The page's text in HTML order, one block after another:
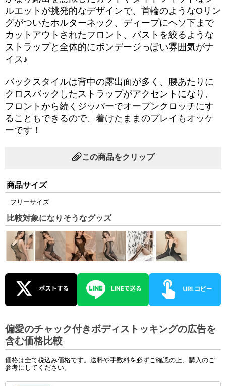
ルエットが挑発的なデザインで、首輪のようなOリン
グがついたホルターネック、ディープにヘソ下まで
カットアウトされたフロント、バストを絞るような
ストラップと全体的にボンデージっぽい雰囲気がナ
イス♪
バックスタイルは背中の露出面が多く、腰あたりに
クロスバックしたストラップがアクセントになり、
フロントから続くジッパーでオープンクロッチにす
ることもできるので、着けたままのプレイもオッケ
ーです！
この商品をクリップ
商品サイズ
フリーサイズ
比較対象になりそうなグッズ
偏愛のチャック付きボディストッキングの広告を
含む価格比較
価格は全て税込み価格です。送料や手数料を必ずご確認の上、購入のご
参考にしてください。